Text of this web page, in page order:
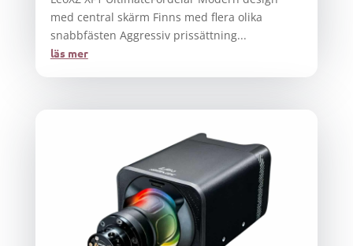
med central skärm Finns med flera olika
snabbfästen Aggressiv prissättning...
läs mer